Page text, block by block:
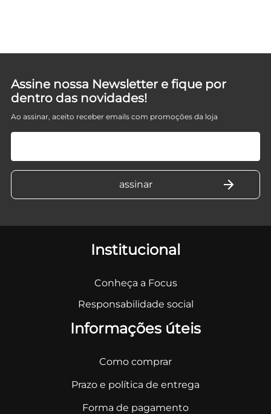
Assine nossa Newsletter e fique por
dentro das novidades!
Ao assinar, aceito receber emails com promoções da loja
Institucional
Conheça a Focus
Responsabilidade social
Informações úteis
Como comprar
Prazo e política de entrega
Forma de pagamento